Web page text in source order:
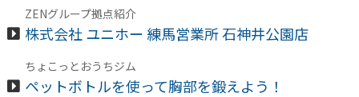
ZENグループ拠点紹介
株式会社 ユニホー 練馬営業所 石神井公園店
ちょこっとおうちジム
ペットボトルを使って胸部を鍛えよう！